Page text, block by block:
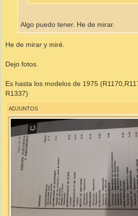
Algo puedo tener. He de mirar.
He de mirar y miré.
Dejo fotos.
Es hasta los modelos de 1975
R1337)
ADJUNTOS